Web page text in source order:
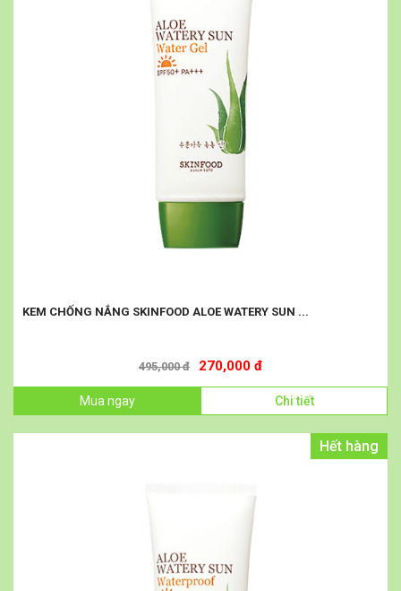
KEM CHỐNG NẮNG SKINFOOD ALOE WATERY SUN ...
495,000 đ 270,000 đ
Mua ngay Chi tiết
Hết hàng